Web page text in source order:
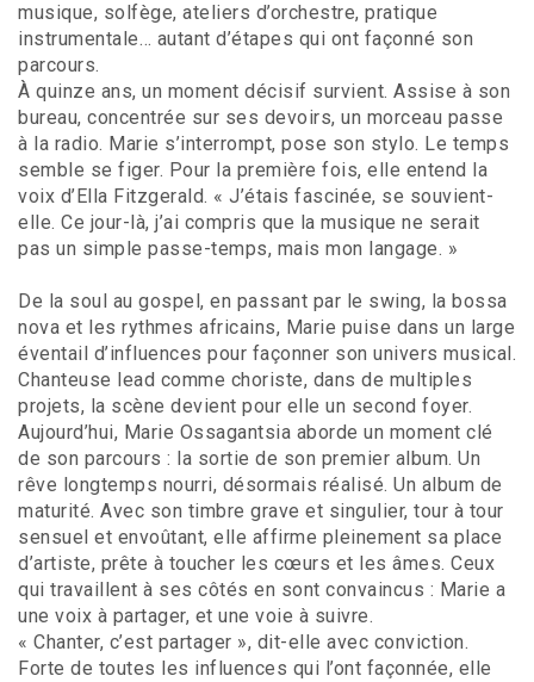
musique, solfège, ateliers d’orchestre, pratique
instrumentale… autant d’étapes qui ont façonné son
parcours.
À quinze ans, un moment décisif survient. Assise à son
bureau, concentrée sur ses devoirs, un morceau passe
à la radio. Marie s’interrompt, pose son stylo. Le temps
semble se figer. Pour la première fois, elle entend la
voix d’Ella Fitzgerald. « J’étais fascinée, se souvient-
elle. Ce jour-là, j’ai compris que la musique ne serait
pas un simple passe-temps, mais mon langage. »
De la soul au gospel, en passant par le swing, la bossa
nova et les rythmes africains, Marie puise dans un large
éventail d’influences pour façonner son univers musical.
Chanteuse lead comme choriste, dans de multiples
projets, la scène devient pour elle un second foyer.
Aujourd’hui, Marie Ossagantsia aborde un moment clé
de son parcours : la sortie de son premier album. Un
rêve longtemps nourri, désormais réalisé. Un album de
maturité. Avec son timbre grave et singulier, tour à tour
sensuel et envoûtant, elle affirme pleinement sa place
d’artiste, prête à toucher les cœurs et les âmes. Ceux
qui travaillent à ses côtés en sont convaincus : Marie a
une voix à partager, et une voie à suivre.
« Chanter, c’est partager », dit-elle avec conviction.
Forte de toutes les influences qui l’ont façonnée, elle